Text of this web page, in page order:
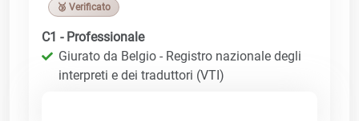
🥉 Verificato
C1 - Professionale
Giurato da Belgio - Registro nazionale degli
interpreti e dei traduttori (VTI)